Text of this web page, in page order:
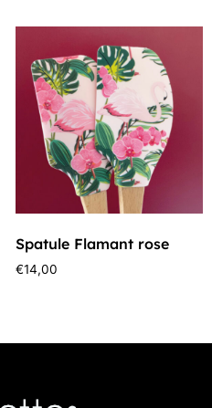
Spatule Flamant rose
€14,00